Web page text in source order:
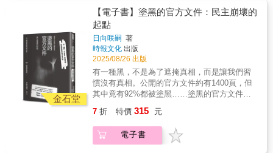
鎖定潛在獵物； 最底層的「狗推／菠菜」，才
是真正出面行騙的人。 下餌、網魚、殺魚是慣
用的3階段詐騙手法。 ◎想逃，不外三條路 請
親朋好友籌贖金，但難保他不會吞了錢，再把
你轉賣； 發訊息向政府求救，卻馬上傳回園區
經理耳中，並銷毀證據； 找非官方求援得靠運
氣，多數救援網紅只是想蹭熱度騙錢。 本書的
這些倖存者是如何逃跑呢？ 媒體報導這麼多、
警察天天宣導， 還是這麼多人受害被騙？因為
人最怕寂寞和絕望。 詐騙集團就是利用這一點
能順利轉化為身分紅利（比如特殊選才或入學
機會）？還是造成非預期的負面後果？海外歸
國子女，以及海航（逆向遷移回父母原生國
度）的二代，在跨國流動的過程中，又經歷怎
樣的認同變化？本書也根據田野分析提出相關
的行動建議，包括改變既定認知框架，視新移
民子女為積極的行動者而非弱勢；更廣泛地界
定「新二代」，看見其中的差異與不平等；以
及更細緻的區辨--例如將新二代與母親國度的連
免將他們排除在共同體之外。這些「新二代」
的生命經驗與認同演變，也讓我們重新思索臺
灣人的定義。隨著臺灣人口逐步納入更多元的
移民來源、臺灣人的界線也不斷地被改寫與延
想，深入展示全民動員的偉大實踐，全面呈現
制度自信的強大力量。文字內容緊扣黨的精神
指引，忠實反映社會的穩定與進步。 素材皆來
自官方信息、群眾生活與制度成就，未加虛
構、毫無偏頗，嚴格依據領袖指示與主流敘事
進行推進。本書不僅是對中共敘事和疫情三年
的生動回應，更是習近平新時代中國特色社會
主義思想的堅實載體與有力見證。◎代理經
銷：白象文化更多精彩內容請見
http://www.pressstore.com.tw/freereading/
金石堂
【電子書】塗黑的官方文件：民主崩壞的
起點
日向咲嗣 著
時報文化 出版
2025/08/26 出版
有一種黑，不是為了遮掩真相，而是讓我們習
慣沒有真相。公開的官方文件約有1400頁，但
其中竟有92%都被塗黑……塗黑的官方文件，
就被抹去——不監督，黑幕就會常態化。不發
聲，公共就會私有化。「森友學園問題、賞櫻
會、斯里蘭卡女性維莎瑪死亡事件，這些在日
7 折 特價 315 元
電子書